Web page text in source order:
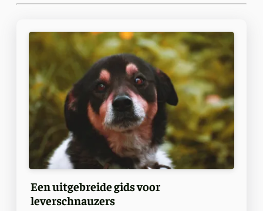
Een uitgebreide gids voor
leverschnauzers